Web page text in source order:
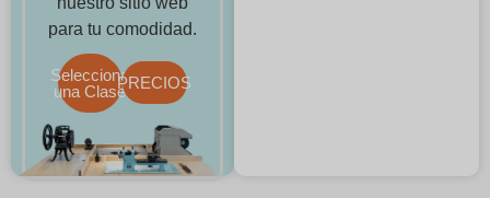
para tu comodidad.
Selecciona
una ClasePRECIOS